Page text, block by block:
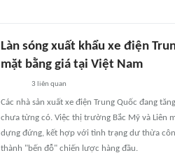
Làn sóng xuất khẩu xe điện
mặt bằng giá tại Việt Nam
3 liên quan
Các nhà sản xuất xe điện Trung Quốc đang
chưa từng có. Việc thị trường Bắc Mỹ và Liên
dựng đứng, kết hợp với tình trạng dư thừa
thành "bến đỗ" chiến lược hàng đầu.